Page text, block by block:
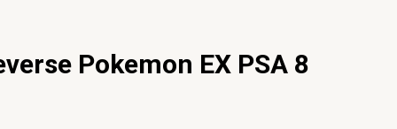
Pokemon EX PSA 8